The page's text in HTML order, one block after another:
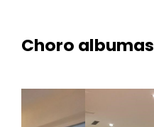
Choro albumas